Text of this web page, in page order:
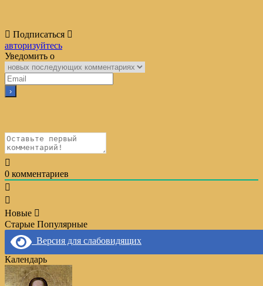
Подписаться
авторизуйтесь
Уведомить о
0 комментариев
Новые
Старые Популярные
Версия для слабовидящих
Календарь